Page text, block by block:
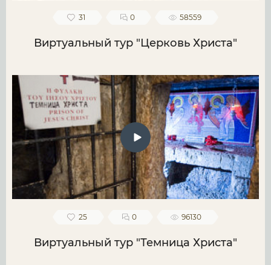
31 0 58559
Виртуальный тур "Церковь Христа"
25 0 96130
Виртуальный тур "Темница Христа"